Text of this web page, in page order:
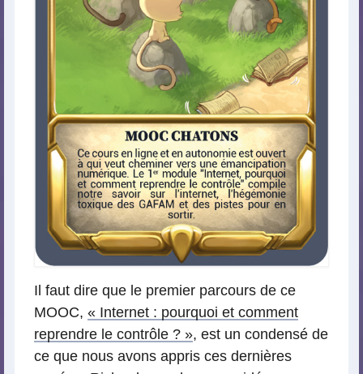
Il faut dire que le premier parcours de ce
MOOC, « Internet : pourquoi et comment
reprendre le contrôle ? », est un condensé de
ce que nous avons appris ces dernières